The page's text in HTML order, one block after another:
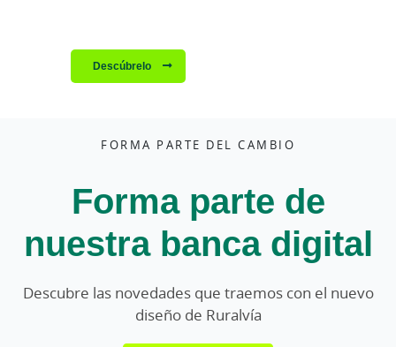
Descúbrelo
FORMA PARTE DEL CAMBIO
Forma parte de
nuestra banca digital
Descubre las novedades que traemos con el nuevo
diseño de Ruralvía